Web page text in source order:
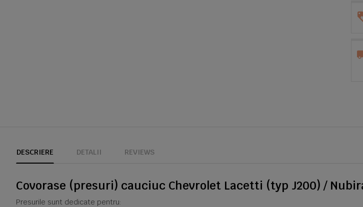
DESCRIERE DETALII REVIEWS
Covorase (presuri) cauciuc Chevrolet Lacetti (typ J200) /
Presurile sunt dedicate pentru: